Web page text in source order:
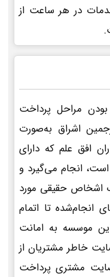
خدمات در هر ساعت از
بودن مراحل پرداخت
اشراق به‌صورت
افق علم که دارای
است، انجام می‌گیرد و
اشخاص حقیقی مورد
انجام‌شده تا اتمام
موسسه به امانت
خاطر مشتریان از
مشتری پرداخت